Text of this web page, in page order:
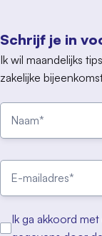
Schrijf je in
Ik wil maandelijks
zakelijke
Ik ga akkoord